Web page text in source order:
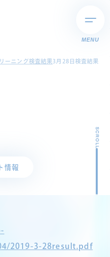
MENU
ーニング検査結果3月28日検査結果
情報
SCROLL
2019-3-28result.pdf